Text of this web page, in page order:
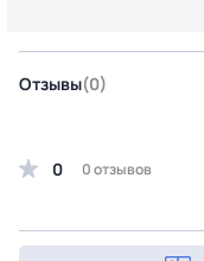
Отзывы(0)
0 0 отзывов